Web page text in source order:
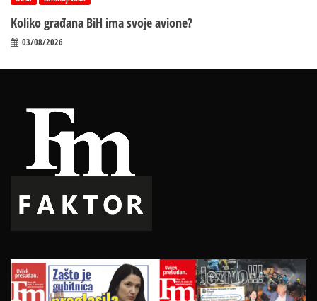
Koliko građana BiH ima svoje avione?
03/08/2026